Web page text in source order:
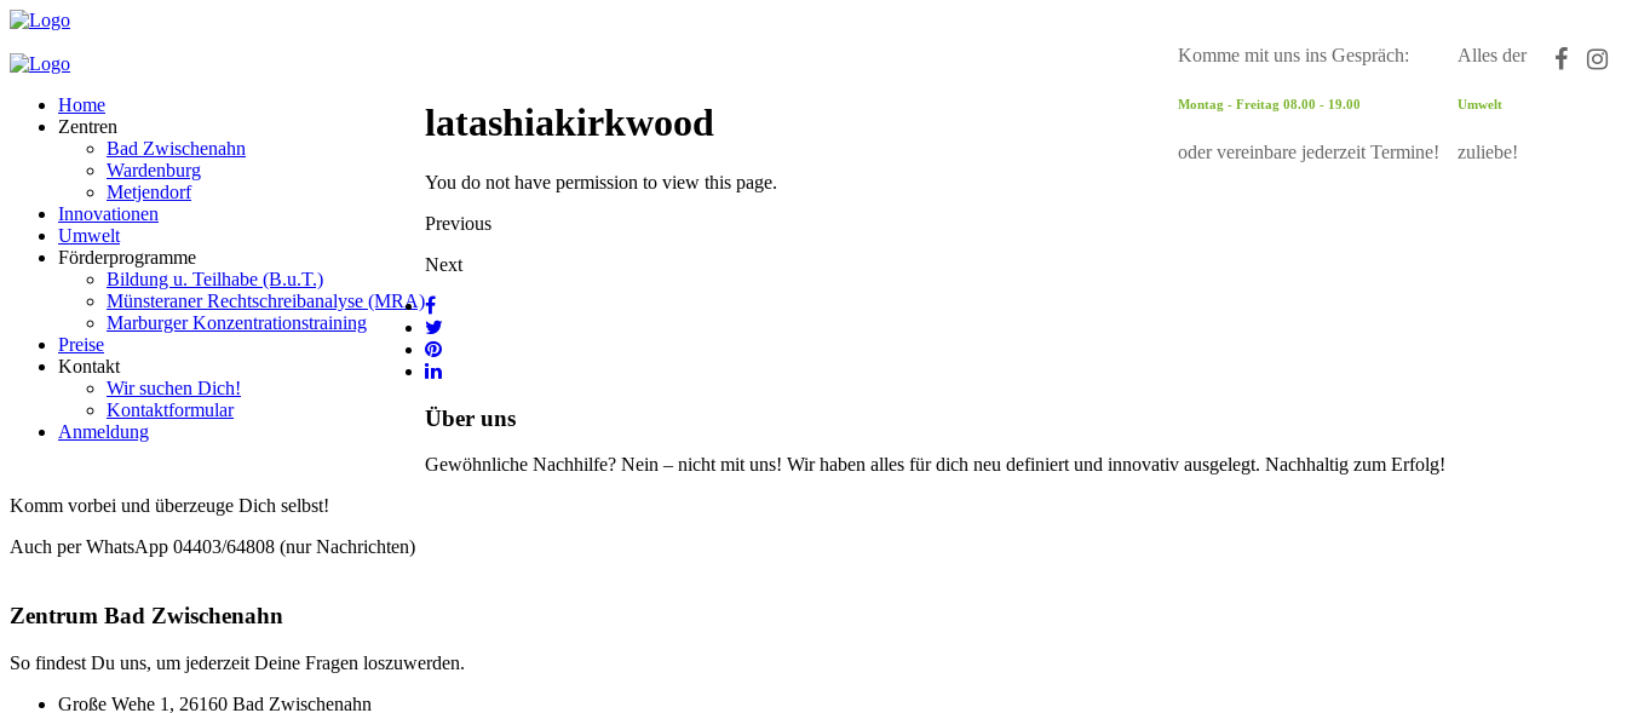
Alles der
Umwelt
zuliebe!
Komme mit uns ins Gespräch:
Montag - Freitag 08.00 - 19.00
oder vereinbare jederzeit Termine!
Home
Zentren
Bad Zwischenahn
Wardenburg
Metjendorf
Innovationen
Umwelt
Förderprogramme
Bildung u. Teilhabe (B.u.T.)
Münsteraner Rechtschreibanalyse (MRA)
Marburger Konzentrationstraining
Preise
Kontakt
Wir suchen Dich!
Kontaktformular
Anmeldung
latashiakirkwood
You do not have permission to view this page.
Previous
Next
Über uns
Gewöhnliche Nachhilfe? Nein – nicht mit uns! Wir haben alles für dich neu definiert und innovativ ausgelegt. Nachhaltig zum Erfolg!
Komm vorbei und überzeuge Dich selbst!
Auch per WhatsApp 04403/64808 (nur Nachrichten)
Zentrum Bad Zwischenahn
So findest Du uns, um jederzeit Deine Fragen loszuwerden.
Große Wehe 1, 26160 Bad Zwischenahn